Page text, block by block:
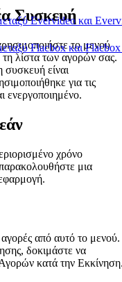
Evervideo και
Flacbox και
Συσκευή
το μενού
λίστα των αγορών σας.
συσκευή είναι
για τις
ενεργοποιημένο.
χρόνο
μια
από αυτό το μενού.
δοκιμάστε να
κατά την